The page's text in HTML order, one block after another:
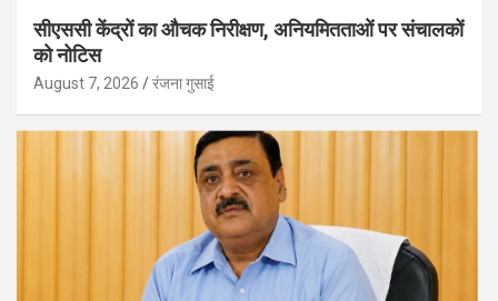
सीएससी केंद्रों का औचक निरीक्षण, अनियमितताओं पर संचालकों
को नोटिस
August 7, 2026 रंजना गुसाई